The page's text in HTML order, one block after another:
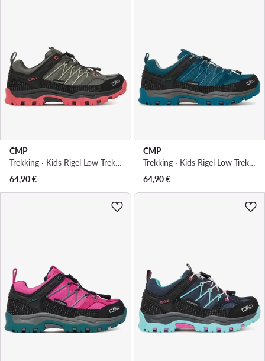
CMP
Trekking · Kids Rigel Low Trekking Wp 3Q54554 · Siva
64,90€
CMP
Trekking · Kids Rigel Low Trekking Wp 3Q54554 · Tamnoplava
64,90€